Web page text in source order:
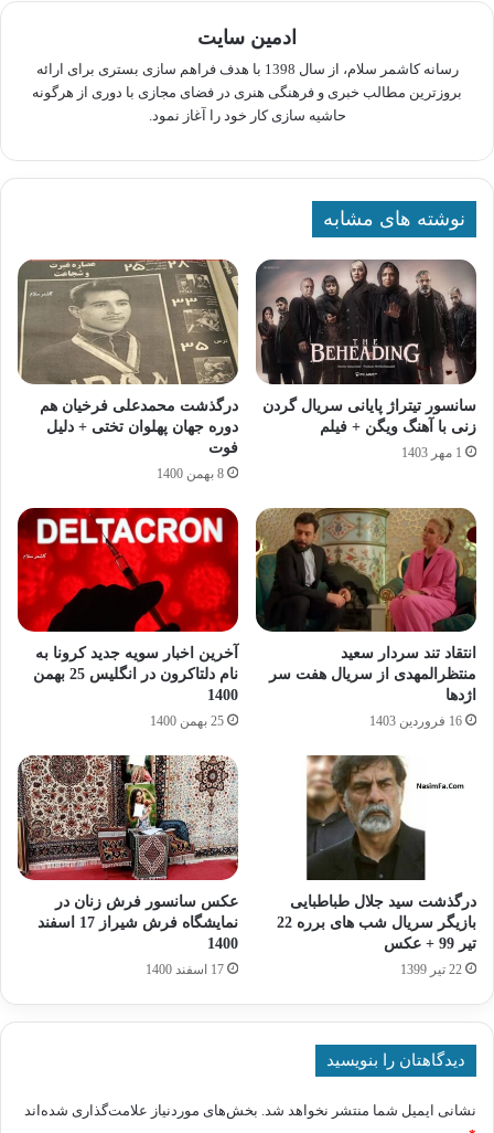
ادمین سایت
رسانه کاشمر سلام، از سال 1398 با هدف فراهم سازی بستری برای ارائه
بروزترین مطالب خبری و فرهنگی هنری در فضای مجازی با دوری از هرگونه
حاشیه سازی کار خود را آغاز نمود.
نوشته های مشابه
سانسور تیتراژ پایانی سریال گردن‌
زنی با آهنگ ویگن + فیلم
1 مهر 1403
درگذشت محمدعلی فرخیان هم
دوره جهان پهلوان تختی + دلیل
فوت
8 بهمن 1400
انتقاد تند سردار سعید
منتظرالمهدی از سریال هفت سر
اژدها
16 فروردین 1403
آخرین اخبار سویه جدید کرونا به
نام دلتاکرون در انگلیس 25 بهمن
1400
25 بهمن 1400
درگذشت سید جلال طباطبایی
بازیگر سریال شب های برره 22
تیر 99 + عکس
22 تیر 1399
عکس سانسور فرش زنان در
نمایشگاه فرش شیراز 17 اسفند
1400
17 اسفند 1400
دیدگاهتان را بنویسید
نشانی ایمیل شما منتشر نخواهد شد. بخش‌های موردنیاز علامت‌گذاری شده‌اند